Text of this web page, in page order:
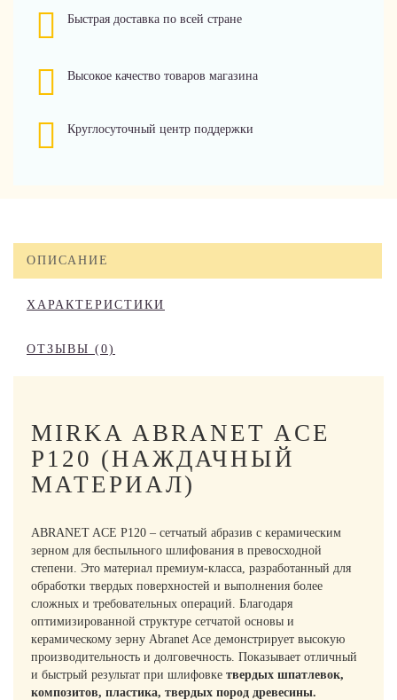
Быстрая доставка по всей стране
Высокое качество товаров магазина
Круглосуточный центр поддержки
ОПИСАНИЕ
ХАРАКТЕРИСТИКИ
ОТЗЫВЫ (0)
MIRKA ABRANET ACE
P120 (НАЖДАЧНЫЙ
МАТЕРИАЛ)
ABRANET ACE P120 – сетчатый абразив с керамическим
зерном для беспыльного шлифования в превосходной
степени. Это материал премиум-класса, разработанный для
обработки твердых поверхностей и выполнения более
сложных и требовательных операций. Благодаря
оптимизированной структуре сетчатой основы и
керамическому зерну Abranet Ace демонстрирует высокую
производительность и долговечность. Показывает отличный
и быстрый результат при шлифовке твердых шпатлевок,
композитов, пластика, твердых пород древесины.